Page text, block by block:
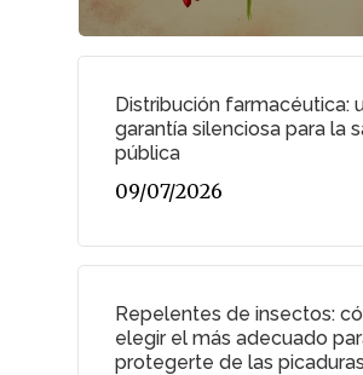
Distribución farmacéutica:
garantía silenciosa para la
pública
09/07/2026
Repelentes de insectos:
elegir el más adecuado
protegerte de las picaduras